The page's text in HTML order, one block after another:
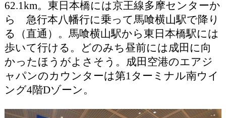
62.1km。東日本橋には京王線多摩センターか
ら 急行本八幡行に乗って馬喰横山駅で降り
る（直通）。馬喰横山駅から東日本橋駅には
歩いて行ける。どのみち昼前には成田に向
かったほうがよさそう。成田空港のエアジ
ャパンのカウンターは第1ターミナル南ウイ
ング4階Dゾーン。